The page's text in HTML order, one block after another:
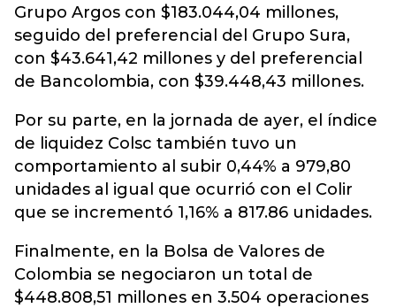
Grupo Argos con $183.044,04 millones,
seguido del preferencial del Grupo Sura,
con $43.641,42 millones y del preferencial
de Bancolombia, con $39.448,43 millones.
Por su parte, en la jornada de ayer, el índice
de liquidez Colsc también tuvo un
comportamiento al subir 0,44% a 979,80
unidades al igual que ocurrió con el Colir
que se incrementó 1,16% a 817.86 unidades.
Finalmente, en la Bolsa de Valores de
Colombia se negociaron un total de
$448.808,51 millones en 3.504 operaciones